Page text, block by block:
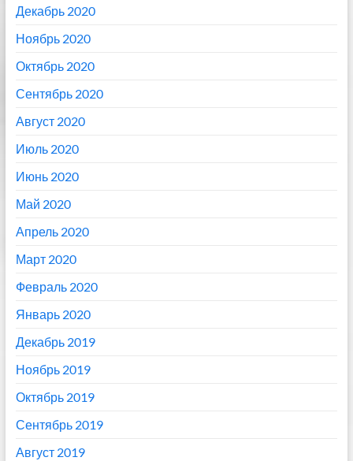
Декабрь 2020
Ноябрь 2020
Октябрь 2020
Сентябрь 2020
Август 2020
Июль 2020
Июнь 2020
Май 2020
Апрель 2020
Март 2020
Февраль 2020
Январь 2020
Декабрь 2019
Ноябрь 2019
Октябрь 2019
Сентябрь 2019
Август 2019